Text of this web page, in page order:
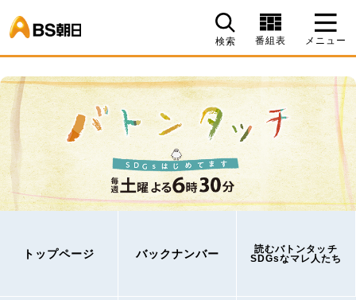
検索 番組表 メニュー
トップページ バックナンバー
読むバトンタッチ
SDGsなマレ人たち